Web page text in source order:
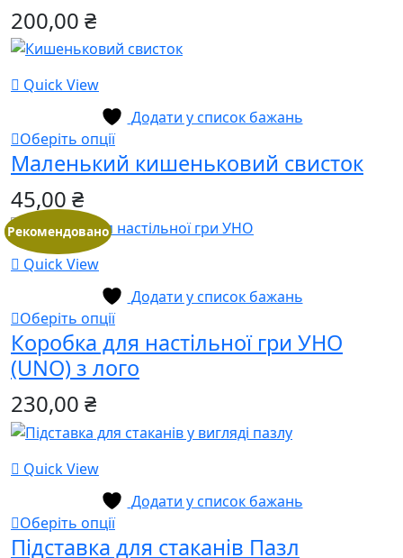
200,00 ₴
Quick View
Додати у список бажань
Оберіть опціїЦей
товар
має
варіантів.
вибрати
на
товару
Маленький кишеньковий свисток
45,00 ₴
Quick View
Додати у список бажань
Рекомендовано
Оберіть опціїЦей
товар
має
кілька
Параметри
на
сторінці
товару
Коробка для настільної гри УНО
(UNO) з лого
230,00 ₴
Quick View
Додати у список бажань
Оберіть опціїЦей
товар
Підставка для стаканів Пазл